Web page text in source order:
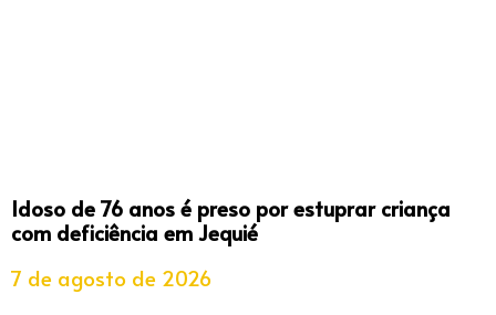
Idoso de 76 anos é preso por estuprar criança
com deficiência em Jequié
7 de agosto de 2026